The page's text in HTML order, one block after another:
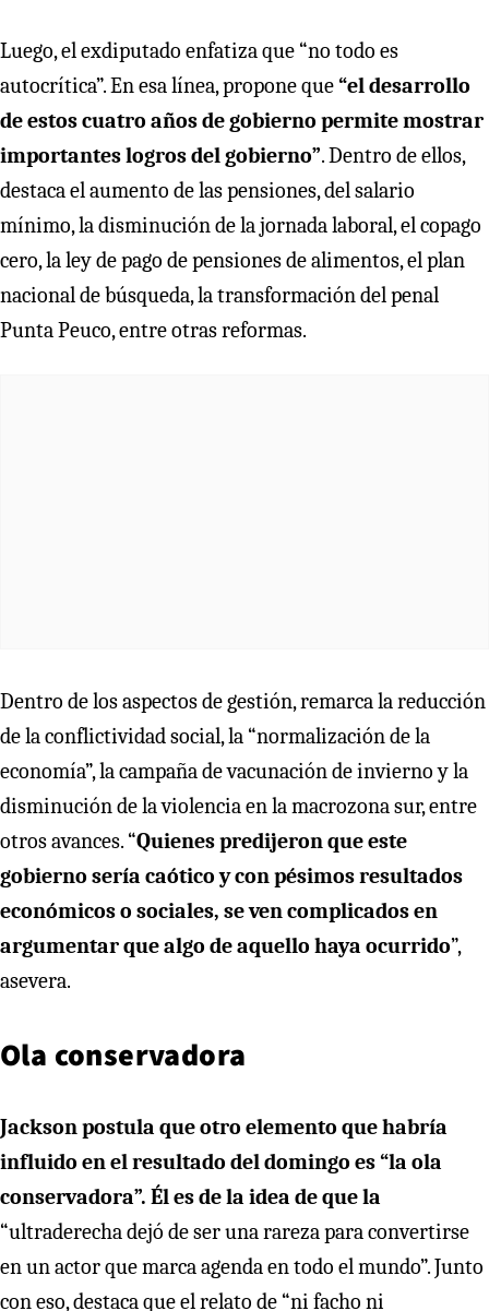
Luego, el exdiputado enfatiza que “no todo es
autocrítica”. En esa línea, propone que“el desarrollo
de estos cuatro años de gobierno permite mostrar
importantes logros del gobierno”. Dentro de ellos,
destaca el aumento de las pensiones, del salario
mínimo, la disminución de la jornada laboral, el copago
cero, la ley de pago de pensiones de alimentos, el plan
nacional de búsqueda, la transformación del penal
Punta Peuco, entre otras reformas.
Dentro de los aspectos de gestión, remarca la reducción
de la conflictividad social, la “normalización de la
economía”, la campaña de vacunación de invierno y la
disminución de la violencia en la macrozona sur, entre
otros avances. “Quienes predijeron que este
gobierno sería caótico y con pésimos resultados
económicos o sociales, se ven complicados en
argumentar que algo de aquello haya ocurrido”,
asevera.
Ola conservadora
Jackson postula que otro elemento que habría
influido en el resultado del domingo es “la ola
conservadora”. Él es de la idea de que la
“ultraderecha dejó de ser una rareza para convertirse
en un actor que marca agenda en todo el mundo”. Junto
con eso, destaca que el relato de “ni facho ni